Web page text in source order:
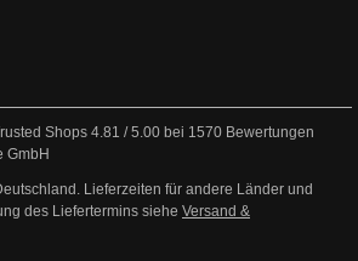
Shops 4.81 /5.00 bei 1570 Bewertungen
GmbH
Lieferzeiten für andere Länder und
des Liefertermins siehe Versand &